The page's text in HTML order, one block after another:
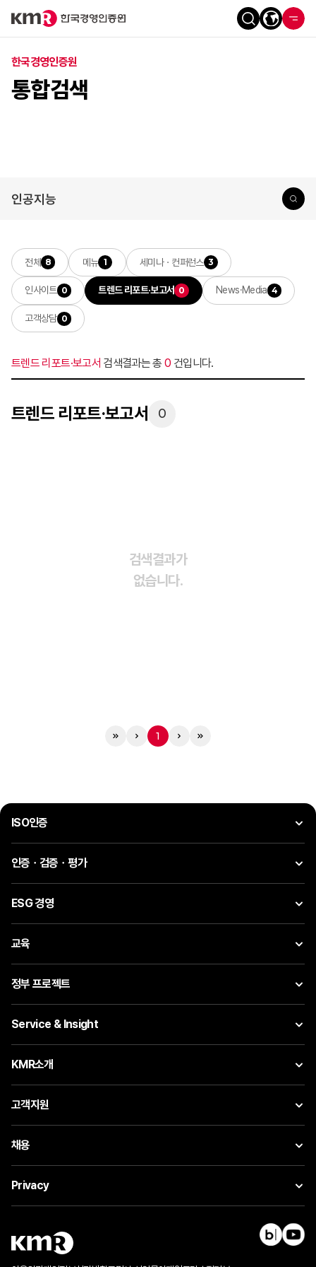
한국경영인증원
통합검색
전체 8 메뉴 1 세미나ㆍ컨퍼런스 3
인사이트 0 트렌드 리포트·보고서 0 News·Media 4
고객상담 0
트렌드 리포트·보고서 검색결과는 총0 건입니다.
트렌드 리포트·보고서 0
검색결과가
없습니다.
1
ISO인증
인증ㆍ검증ㆍ평가
ESG 경영
교육
정부 프로젝트
Service & Insight
KMR소개
고객지원
채용
Privacy